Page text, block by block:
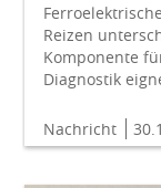
Reizen
Komponente
Diagnostik
Nachricht